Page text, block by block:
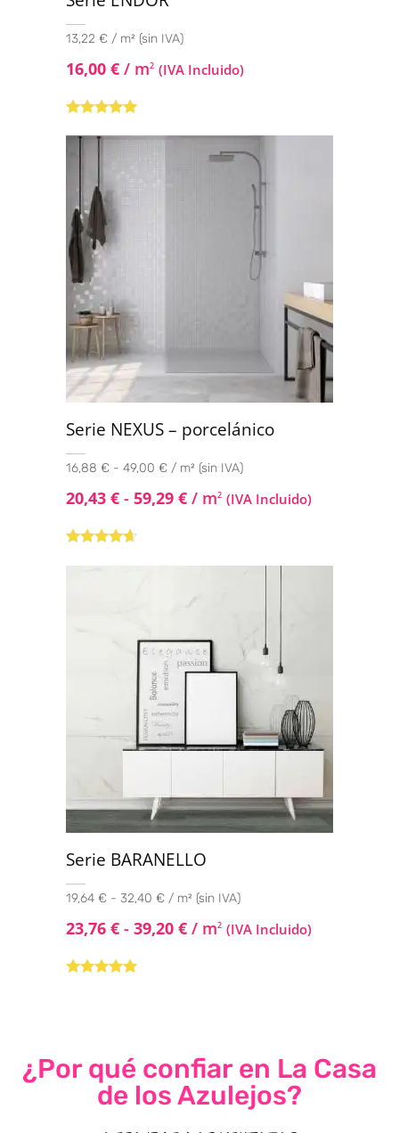
13,22 € / m² (sin IVA)
16,00 € / m2 (IVA Incluido)
5.00 de 5
Serie NEXUS – porcelánico
16,88 € - 49,00 € / m² (sin IVA)
20,43 € - 59,29 € / m2 (IVA Incluido)
con4.50
de
Serie BARANELLO
19,64 € - 32,40 € / m² (sin IVA)
23,76 € - 39,20 € / m2 (IVA Incluido)
¿Por qué confiar en La Casa
de los Azulejos?